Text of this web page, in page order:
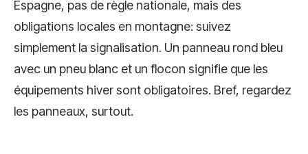
Espagne, pas de règle nationale, mais des
obligations locales en montagne: suivez
simplement la signalisation. Un panneau rond bleu
avec un pneu blanc et un flocon signifie que les
équipements hiver sont obligatoires. Bref, regardez
les panneaux, surtout.